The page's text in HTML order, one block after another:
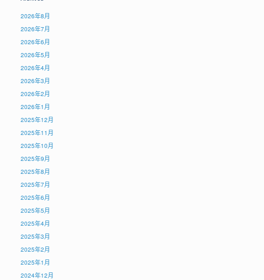
2026年8月
2026年7月
2026年6月
2026年5月
2026年4月
2026年3月
2026年2月
2026年1月
2025年12月
2025年11月
2025年10月
2025年9月
2025年8月
2025年7月
2025年6月
2025年5月
2025年4月
2025年3月
2025年2月
2025年1月
2024年12月